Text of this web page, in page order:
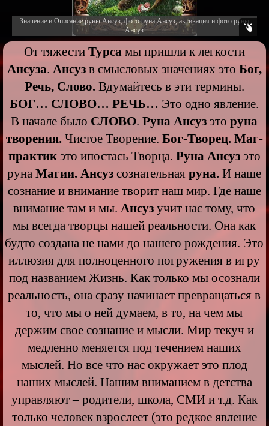
Значение и Описание руны Ансуз, фото руна Ансуз, активация и фото руны
Ансуз
От тяжести Турсамы пришли к легкости
Ансуза. Ансузв смысловых значениях это Бог,
Речь, Слово.Вдумайтесь в эти термины.
БОГ… СЛОВО… РЕЧЬ… Это одно явление.
В начале было СЛОВО.Руна Ансуз эторуна
творения. Чистое Творение. Бог-Творец. Маг-
практикэто ипостась Творца. Руна Ансузэто
рунаМагии. Ансузсознательнаяруна. И наше
сознание и внимание творит наш мир. Где наше
внимание там и мы. Ансузучит нас тому, что
мы всегда творцы нашей реальности. Она как
будто создана не нами до нашего рождения. Это
иллюзия для полноценного погружения в игру
под названием Жизнь. Как только мы осознали
реальность, она сразу начинает превращаться в
то, что мы о ней думаем, в то, на чем мы
держим свое сознание и мысли. Мир текуч и
медленно меняется под течением наших
мыслей. Но все что нас окружает это плод
наших мыслей. Нашим вниманием в детства
управляют – родители, школа, СМИ и т.д. Как
только человек взрослеет (это редкое явление